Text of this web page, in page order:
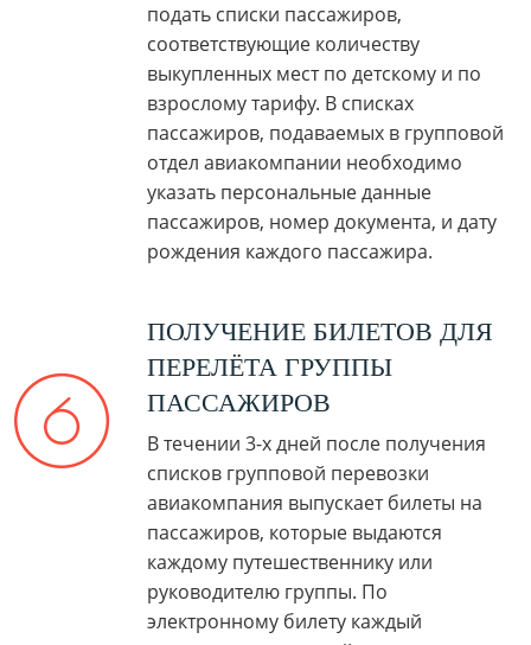
подать списки пассажиров,
соответствующие количеству
выкупленных мест по детскому и по
взрослому тарифу. В списках
пассажиров, подаваемых в групповой
отдел авиакомпании необходимо
указать персональные данные
пассажиров, номер документа, и дату
рождения каждого пассажира.
ПОЛУЧЕНИЕ БИЛЕТОВ ДЛЯ
ПЕРЕЛЁТА ГРУППЫ
ПАССАЖИРОВ
В течении 3-х дней после получения
списков групповой перевозки
авиакомпания выпускает билеты на
пассажиров, которые выдаются
каждому путешественнику или
руководителю группы. По
электронному билету каждый